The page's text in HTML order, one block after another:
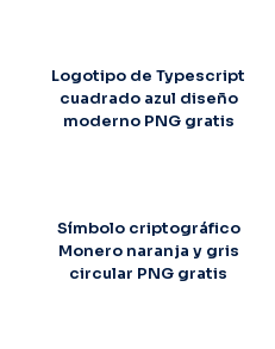
Logotipo de Typescript
cuadrado azul diseño
moderno PNG gratis
Símbolo criptográfico
Monero naranja y gris
circular PNG gratis